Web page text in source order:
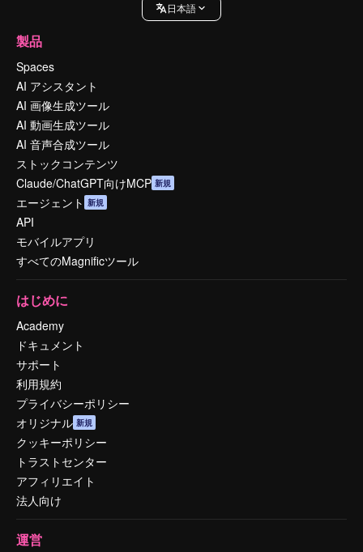
日本語
製品
Spaces
AI アシスタント
AI 画像生成ツール
AI 動画生成ツール
AI 音声合成ツール
ストックコンテンツ
Claude/ChatGPT向けMCP 新規
エージェント 新規
API
モバイルアプリ
すべてのMagnificツール
はじめに
Academy
ドキュメント
サポート
利用規約
プライバシーポリシー
オリジナル 新規
クッキーポリシー
トラストセンター
アフィリエイト
法人向け
運営